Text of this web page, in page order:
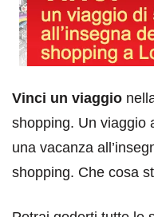
Vinci un viaggio
shopping. Un viaggio
una vacanza
shopping. Che cosa